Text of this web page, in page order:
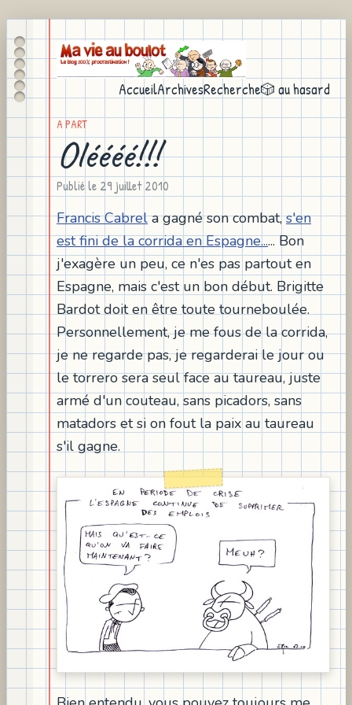
AccueilArchivesRecherche🎲 au hasard
A PART
Oléééé!!!
Publié le 29 juillet 2010
Francis Cabrela gagné son combat,s'en
est fini de la corrida en Espagne...... Bon
j'exagère un peu, ce n'es pas partout en
Espagne, mais c'est un bon début. Brigitte
Bardot doit en être toute tourneboulée.
Personnellement, je me fous de la corrida,
je ne regarde pas, je regarderai le jour ou
le torrero sera seul face au taureau, juste
armé d'un couteau, sans picadors, sans
matadors et si on fout la paix au taureau
s'il gagne.